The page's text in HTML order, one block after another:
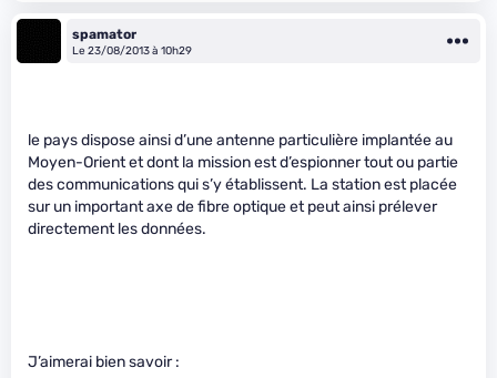
spamator
Le 23/08/2013 à 10h29
le pays dispose ainsi d’une antenne particulière implantée au
Moyen-Orient et dont la mission est d’espionner tout ou partie
des communications qui s’y établissent. La station est placée
sur un important axe de fibre optique et peut ainsi prélever
directement les données.
J’aimerai bien savoir :